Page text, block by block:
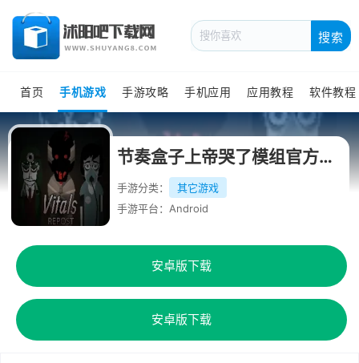
搜索
首页 手机游戏 手游攻略 手机应用 应用教程 软件教程
节奏盒子上帝哭了模组官方最新版
手游分类：
其它游戏
手游平台：Android
安卓版下载
安卓版下载